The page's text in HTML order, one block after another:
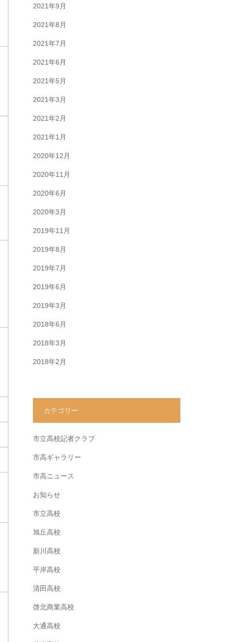
2021年9月
2021年8月
2021年7月
2021年6月
2021年5月
2021年3月
2021年2月
2021年1月
2020年12月
2020年11月
2020年6月
2020年3月
2019年11月
2019年8月
2019年7月
2019年6月
2019年3月
2018年6月
2018年3月
2018年2月
カテゴリー
市立高校記者クラブ
市高ギャラリー
市高ニュース
お知らせ
市立高校
旭丘高校
新川高校
平岸高校
清田高校
啓北商業高校
大通高校